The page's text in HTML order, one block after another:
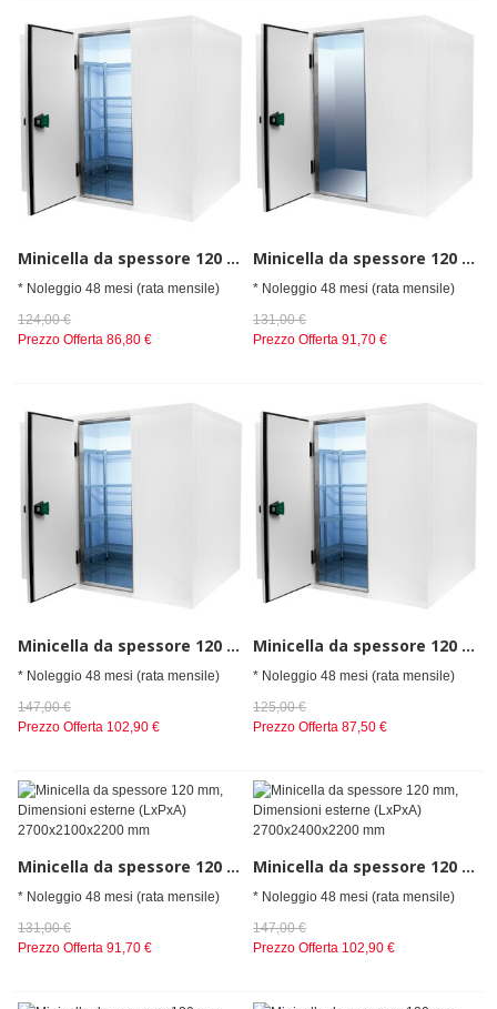
Minicella da spessore 120 mm, Dimensioni esterne (LxPxA) 2400x2100x2200 mm
* Noleggio 48 mesi (rata mensile)
124,00 €
Prezzo Offerta 86,80 €
Minicella da spessore 120 mm, Dimensioni esterne (LxPxA) 2400x2400x2200 mm
* Noleggio 48 mesi (rata mensile)
131,00 €
Prezzo Offerta 91,70 €
Minicella da spessore 120 mm, Dimensioni esterne (LxPxA) 2400x2700x2200 mm
* Noleggio 48 mesi (rata mensile)
147,00 €
Prezzo Offerta 102,90 €
Minicella da spessore 120 mm, Dimensioni esterne (LxPxA) 2700x1800x2200 mm
* Noleggio 48 mesi (rata mensile)
125,00 €
Prezzo Offerta 87,50 €
Minicella da spessore 120 mm, Dimensioni esterne (LxPxA) 2700x2100x2200 mm
* Noleggio 48 mesi (rata mensile)
131,00 €
Prezzo Offerta 91,70 €
Minicella da spessore 120 mm, Dimensioni esterne (LxPxA) 2700x2400x2200 mm
* Noleggio 48 mesi (rata mensile)
147,00 €
Prezzo Offerta 102,90 €